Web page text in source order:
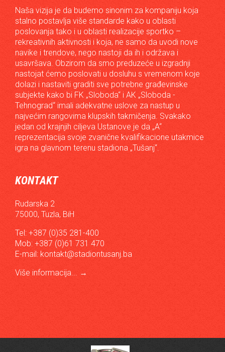
Naša vizija je da budemo sinonim za kompaniju koja
stalno postavlja više standarde kako u oblasti
poslovanja tako i u oblasti realizacije sportko –
rekreativnih aktivnosti i koja, ne samo da uvodi nove
navike i trendove, nego nastoji da ih i održava i
usavršava. Obzirom da smo preduzeće u izgradnji
nastojat ćemo poslovati u dosluhu s vremenom koje
dolazi i nastaviti graditi sve potrebne građevinske
subjekte kako bi FK „Sloboda“ i AK „Sloboda -
Tehnograd“ imali adekvatne uslove za nastup u
najvećim rangovima klupskih takmičenja. Svakako
jedan od krajnjih ciljeva Ustanove je da „A“
reprezentacija svoje zvanične kvalifikacione utakmice
igra na glavnom terenu stadiona „Tušanj“.
KONTAKT
Rudarska 2
75000, Tuzla, BiH
Tel: +387 (0)35 281-400
Mob: +387 (0)61 731 470
E-mail: kontakt@stadiontusanj.ba
Više informacija... →